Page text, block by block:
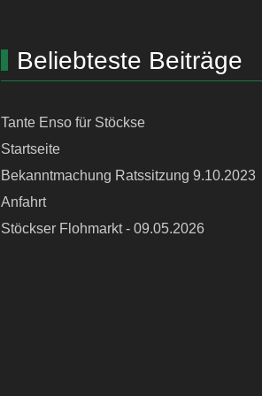
Beliebteste Beiträge
Tante Enso für Stöckse
Startseite
Bekanntmachung Ratssitzung 9.10.2023
Anfahrt
Stöckser Flohmarkt - 09.05.2026